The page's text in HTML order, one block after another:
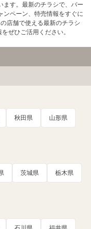
ます。最新のチラシで、バー
ンペーン、特売情報をすぐに
店舗で使える最新のチラシ
ぜひご活用ください。
秋田県 山形県
茨城県 栃木県